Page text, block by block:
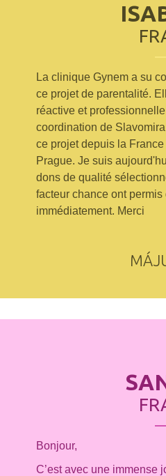
La clinique Gynem a su
ce projet de parentalité.
réactive et
coordination de
ce projet depuis la
Prague. Je suis
dons de qualité
facteur chance ont
immédiatement. Merci
Bonjour,
C’est avec une immense